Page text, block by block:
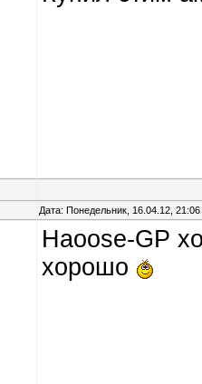
Дата: Понедельник, 16.04.12,
Haoose-GP
хорошо